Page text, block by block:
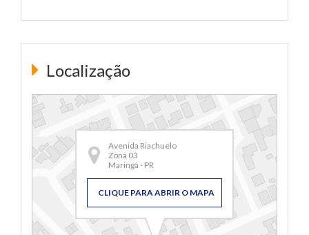
Localização
Avenida Riachuelo
Zona 03
Maringá - PR
CLIQUE PARA ABRIR O MAPA